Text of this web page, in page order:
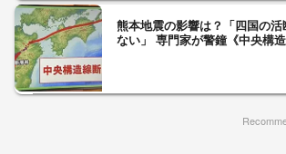
熊本地震の影響は？「四国の
ない」 専門家が警鐘《中央構